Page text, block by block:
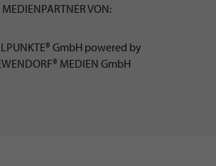
MEDIENPARTNER VON:
GmbH powered by
MEDIEN GmbH